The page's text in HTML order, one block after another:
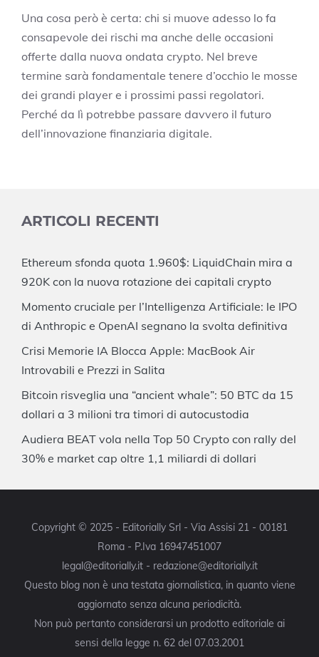
Una cosa però è certa: chi si muove adesso lo fa
consapevole dei rischi ma anche delle occasioni
offerte dalla nuova ondata crypto. Nel breve
termine sarà fondamentale tenere d’occhio le mosse
dei grandi player e i prossimi passi regolatori.
Perché da lì potrebbe passare davvero il futuro
dell’innovazione finanziaria digitale.
ARTICOLI RECENTI
Ethereum sfonda quota 1.960$: LiquidChain mira a
920K con la nuova rotazione dei capitali crypto
Momento cruciale per l’Intelligenza Artificiale: le IPO
di Anthropic e OpenAI segnano la svolta definitiva
Crisi Memorie IA Blocca Apple: MacBook Air
Introvabili e Prezzi in Salita
Bitcoin risveglia una “ancient whale”: 50 BTC da 15
dollari a 3 milioni tra timori di autocustodia
Audiera BEAT vola nella Top 50 Crypto con rally del
30% e market cap oltre 1,1 miliardi di dollari
Copyright © 2025 - Editorially Srl - Via Assisi 21 - 00181
Roma - P.Iva 16947451007
legal@editorially.it - redazione@editorially.it
Questo blog non è una testata giornalistica, in quanto viene
aggiornato senza alcuna periodicità.
Non può pertanto considerarsi un prodotto editoriale ai
sensi della legge n. 62 del 07.03.2001